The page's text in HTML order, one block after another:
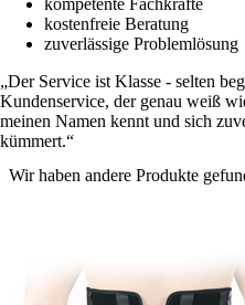
kompetente Fachkräfte
kostenfreie Beratung
zuverlässige Problemlösung
Der Service ist Klasse - selten
Kundenservice, der genau weiß
meinen Namen kennt und sich
kümmert.
Wir haben andere Produkte